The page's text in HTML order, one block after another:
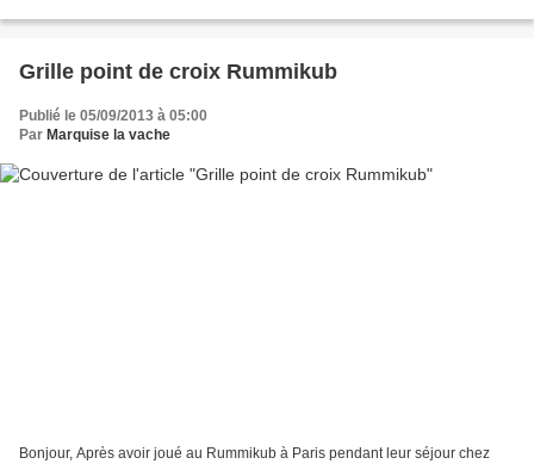
Grille point de croix Rummikub
Publié le 05/09/2013 à 05:00
Par Marquise la vache
Bonjour, Après avoir joué au Rummikub à Paris pendant leur séjour chez